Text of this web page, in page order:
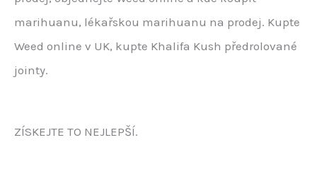
marihuanu, lékařskou marihuanu na prodej. Kupte
Weed online v UK, kupte Khalifa Kush předrolované
jointy.
ZÍSKEJTE TO NEJLEPŠÍ.